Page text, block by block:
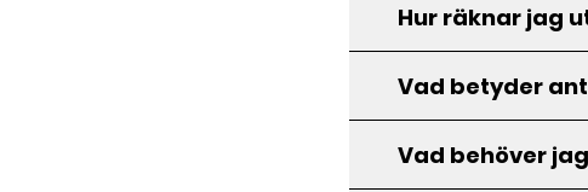
Hur räknar jag
Vad betyder
Vad behöver